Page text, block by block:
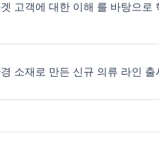
고객에 대한 이해 를 바탕으로
소재로 만든 신규 의류 라인 출